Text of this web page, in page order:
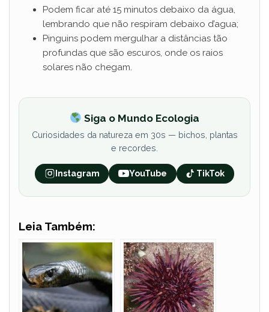
Podem ficar até 15 minutos debaixo da água,
lembrando que não respiram debaixo d’agua;
Pinguins podem mergulhar a distâncias tão
profundas que são escuros, onde os raios
solares não chegam.
Siga o Mundo Ecologia
Curiosidades da natureza em 30s — bichos, plantas
e recordes.
Instagram YouTube TikTok
Leia Também: